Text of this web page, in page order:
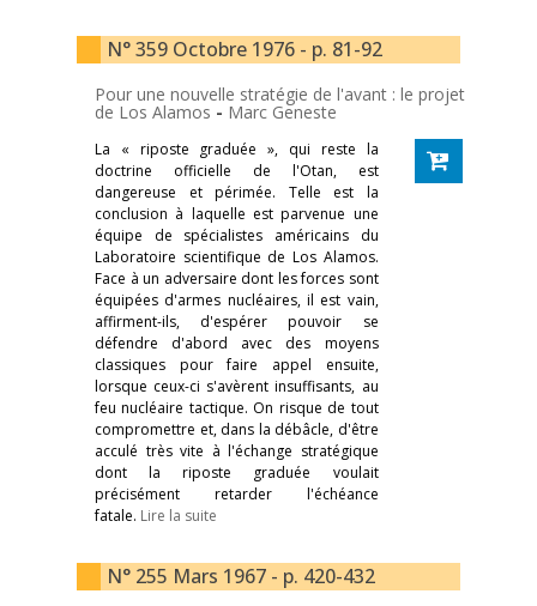
N° 359 Octobre 1976 - p. 81-92
Pour une nouvelle stratégie de l'avant : le projet
de Los Alamos - Marc Geneste
La « riposte graduée », qui reste la
doctrine officielle de l'Otan, est
dangereuse et périmée. Telle est la
conclusion à laquelle est parvenue une
équipe de spécialistes américains du
Laboratoire scientifique de Los Alamos.
Face à un adversaire dont les forces sont
équipées d'armes nucléaires, il est vain,
affirment-ils, d'espérer pouvoir se
défendre d'abord avec des moyens
classiques pour faire appel ensuite,
lorsque ceux-ci s'avèrent insuffisants, au
feu nucléaire tactique. On risque de tout
compromettre et, dans la débâcle, d'être
acculé très vite à l'échange stratégique
dont la riposte graduée voulait
précisément retarder l'échéance
fatale. Lire la suite
N° 255 Mars 1967 - p. 420-432